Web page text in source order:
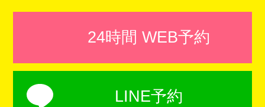
24時間 WEB予約
LINE予約